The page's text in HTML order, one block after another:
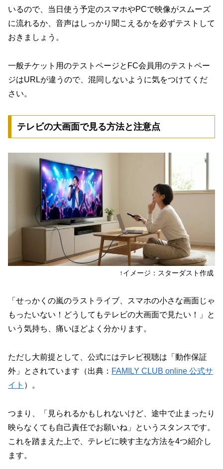
いるので、当日使う予定のスマホやPCで映像がスムーズ
に流れるか、音声はしっかり聞こえるかを必ずテストして
おきましょう。
一般チケット用のテストページとFC会員用のテストペー
ジはURLが違うので、混同しないように気をつけてくだ
さい。
テレビの大画面で見る方法と注意点
↑イメージ：スターダスト作成
「せっかくの嵐のラストライブ、スマホの小さな画面じゃ
もったいない！どうしてもテレビの大画面で見たい！」と
いう気持ち、痛いほどよく分かります。
ただし大前提として、公式にはテレビ視聴は「動作保証
外」
とされています（出典： FAMILY CLUB online 公式サ
イト ）。
つまり、「見られるかもしれないけど、途中で止まったり
映らなくても自己責任でお願いね」というスタンスです。
これを踏まえた上で、テレビに映す主な方法を4つ紹介し
ます。